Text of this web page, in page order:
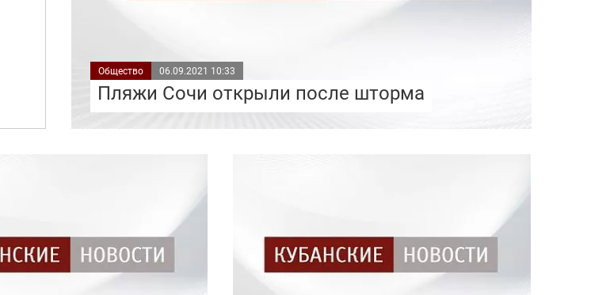
Общество 06.09.2021 10:33
Пляжи Сочи открыли после шторма